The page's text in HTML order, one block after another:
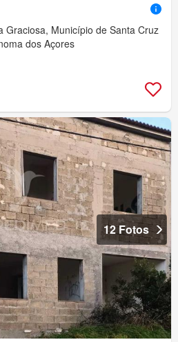
Graciosa, Município de Santa Cruz
dos Açores
12 Fotos